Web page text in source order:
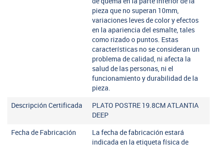
pieza que no superan 10mm,
variaciones leves de color y efectos
en la apariencia del esmalte, tales
como rizado o puntos. Estas
características no se consideran un
problema de calidad, ni afecta la
salud de las personas, ni el
funcionamiento y durabilidad de la
pieza.
Descripción Certificada
PLATO POSTRE 19.8CM ATLANTIA
DEEP
Fecha de Fabricación
La fecha de fabricación estará
indicada en la etiqueta física de